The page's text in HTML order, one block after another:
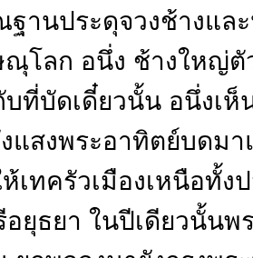
ฐานประดุจวงช้างแ
ณุโลก อนึ่ง ช้างใหญ่
บที่บัดเดี๋ยวนั้น อนึ่งเ
แสงพระอาทิตย์บดม
เทครัวเมืองเหนือทั้ง
ยุธยา ในปีเดียวนั้นพ